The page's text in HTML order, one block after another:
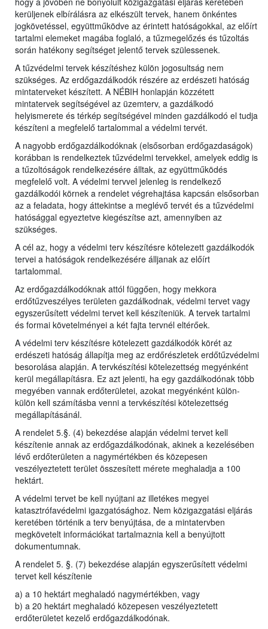
kerüljenek elbírálásra az elkészült tervek, hanem önkéntes
jogkövetéssel, együttműködve az érintett hatóságokkal, az előírt
tartalmi elemeket magába foglaló, a tűzmegelőzés és tűzoltás
során hatékony segítséget jelentő tervek szülessenek.
A tűzvédelmi tervek készítéshez külön jogosultság nem
szükséges. Az erdőgazdálkodók részére az erdészeti hatóság
mintaterveket készített. A NÉBIH honlapján közzétett
mintatervek segítségével az üzemterv, a gazdálkodó
helyismerete és térkép segítségével minden gazdálkodó el tudja
készíteni a megfelelő tartalommal a védelmi tervét.
A nagyobb erdőgazdálkodóknak (elsősorban erdőgazdaságok)
korábban is rendelkeztek tűzvédelmi tervekkel, amelyek eddig is
a tűzoltóságok rendelkezésére álltak, az együttműködés
megfelelő volt. A védelmi tervvel jelenleg is rendelkező
gazdálkodói körnek a rendelet végrehajtása kapcsán elsősorban
az a feladata, hogy áttekintse a meglévő tervét és a tűzvédelmi
hatósággal egyeztetve kiegészítse azt, amennyiben az
szükséges.
A cél az, hogy a védelmi terv készítésre kötelezett gazdálkodók
tervei a hatóságok rendelkezésére álljanak az előírt
tartalommal.
Az erdőgazdálkodóknak attól függően, hogy mekkora
erdőtűzveszélyes területen gazdálkodnak, védelmi tervet vagy
egyszerűsített védelmi tervet kell készíteniük. A tervek tartalmi
és formai követelményei a két fajta tervnél eltérőek.
A védelmi terv készítésre kötelezett gazdálkodók körét az
erdészeti hatóság állapítja meg az erdőrészletek erdőtűzvédelmi
besorolása alapján. A tervkészítési kötelezettség megyénként
kerül megállapításra. Ez azt jelenti, ha egy gazdálkodónak több
megyében vannak erdőterületei, azokat megyénként külön-
külön kell számításba venni a tervkészítési kötelezettség
megállapításánál.
A rendelet 5.§. (4) bekezdése alapján védelmi tervet kell
készítenie annak az erdőgazdálkodónak, akinek a kezelésében
lévő erdőterületen a nagymértékben és közepesen
veszélyeztetett terület összesített mérete meghaladja a 100
hektárt.
A védelmi tervet be kell nyújtani az illetékes megyei
katasztrófavédelmi igazgatósághoz. Nem közigazgatási eljárás
keretében történik a terv benyújtása, de a mintatervben
megkövetelt információkat tartalmaznia kell a benyújtott
dokumentumnak.
A rendelet 5. §. (7) bekezdése alapján egyszerűsített védelmi
tervet kell készítenie
a) a 10 hektárt meghaladó nagymértékben, vagy
b) a 20 hektárt meghaladó közepesen veszélyeztetett
erdőterületet kezelő erdőgazdálkodónak.